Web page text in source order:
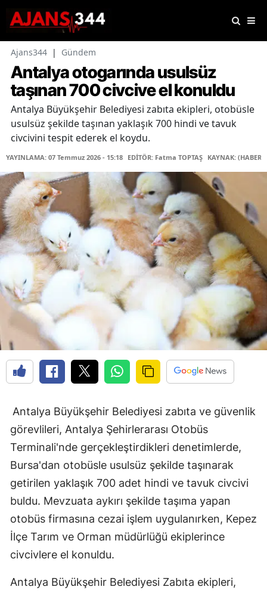
Ajans344 | Gündem
Antalya otogarında usulsüz
taşınan 700 civcive el konuldu
Antalya Büyükşehir Belediyesi zabıta ekipleri, otobüsle
usulsüz şekilde taşınan yaklaşık 700 hindi ve tavuk
civcivini tespit ederek el koydu.
YAYINLAMA: 07 Temmuz 2026 - 15:18 EDİTÖR: Fatma TOPTAŞ KAYNAK: (HABER
Antalya Büyükşehir Belediyesi zabıta ve güvenlik
görevlileri, Antalya Şehirlerarası Otobüs
Terminali'nde gerçekleştirdikleri denetimlerde,
Bursa'dan otobüsle usulsüz şekilde taşınarak
getirilen yaklaşık 700 adet hindi ve tavuk civcivi
buldu. Mevzuata aykırı şekilde taşıma yapan
otobüs firmasına cezai işlem uygulanırken, Kepez
İlçe Tarım ve Orman müdürlüğü ekiplerince
civcivlere el konuldu.
Antalya Büyükşehir Belediyesi Zabıta ekipleri,